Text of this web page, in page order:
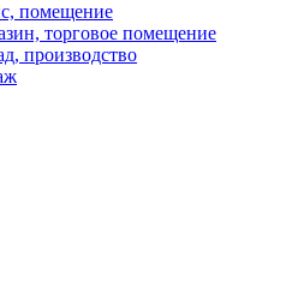
помещение
торговое помещение
производство